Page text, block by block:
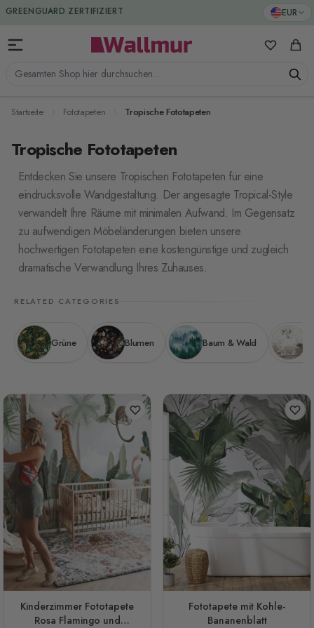
Zum Inhalt springen EUR
Gesamten Shop hier durchsuchen...
Meine
GREENGUARD ZERTIFIZIERT
Startseite Fototapeten Tropische Fototapeten
Tropische Fototapeten
Entdecken Sie unsere Tropischen Fototapeten für eine
eindrucksvolle Wandgestaltung. Der angesagte Tropical-Style
verwandelt Ihre Räume mit minimalen Aufwand. Im Gegensatz
zu aufwendigen Möbeländerungen bieten unsere
hochwertigen Fototapeten eine kostengünstige und zugleich
dramatische Verwandlung Ihres Zuhauses.
RELATED CATEGORIES
Grüne Blumen Baum & Wald
Kinderzimmer Fototapete
Rosa Flamingo und
Fototapete mit Kohle-
Bananenblatt